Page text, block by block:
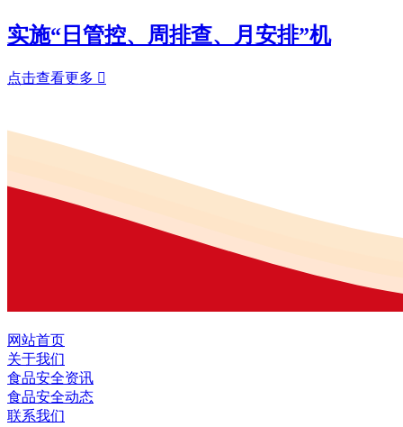
实施“日管控、周排查、月安排”机
点击查看更多 
网站首页
关于我们
食品安全资讯
食品安全动态
联系我们